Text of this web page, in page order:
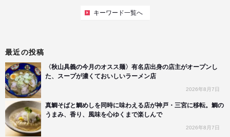
キーワード一覧へ
最近の投稿
〈秋山具義の今月のオスス麺〉有名店出身の店主がオープンし
た、スープが濃くておいしいラーメン店
2026年8月7日
真鯛そばと鯛めしを同時に味わえる店が神戸・三宮に移転。鯛の
うまみ、香り、風味を心ゆくまで楽しんで
2026年8月7日